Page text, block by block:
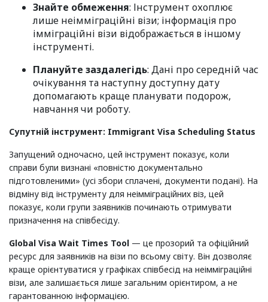
Знайте обмеження: Інструмент охоплює
лише неімміграційні візи; інформація про
імміграційні візи відображається в іншому
інструменті.
Плануйте заздалегідь: Дані про середній час
очікування та наступну доступну дату
допомагають краще планувати подорож,
навчання чи роботу.
Супутній інструмент: Immigrant Visa Scheduling Status
Запущений одночасно, цей інструмент показує, коли
справи були визнані «повністю документально
підготовленими» (усі збори сплачені, документи подані). На
відміну від інструменту для неімміграційних віз, цей
показує, коли групи заявників починають отримувати
призначення на співбесіду.
Global Visa Wait Times Tool — це прозорий та офіційний
ресурс для заявників на візи по всьому світу. Він дозволяє
краще орієнтуватися у графіках співбесід на неімміграційні
візи, але залишається лише загальним орієнтиром, а не
гарантованною інформацією.